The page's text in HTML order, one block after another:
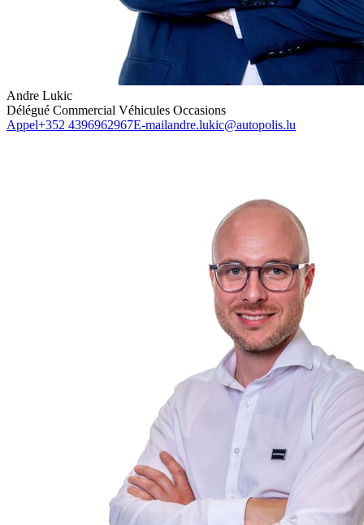
Andre Lukic
Délégué Commercial Véhicules Occasions
Appel+352 4396962967E-mailandre.lukic@autopolis.lu